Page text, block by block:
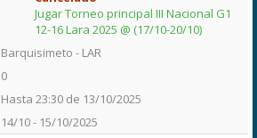
Jugar Torneo principal III Nacional G1
12-16 Lara 2025 @ (17/10-20/10)
Barquisimeto - LAR
0
Hasta 23:30 de 13/10/2025
14/10 - 15/10/2025